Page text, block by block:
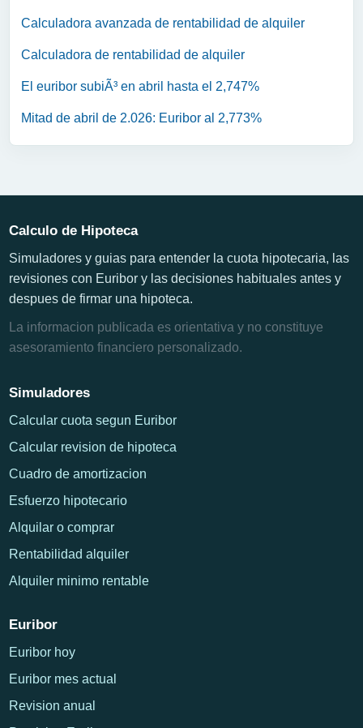
Calculadora avanzada de rentabilidad de alquiler
Calculadora de rentabilidad de alquiler
El euribor subiÃ³ en abril hasta el 2,747%
Mitad de abril de 2.026: Euribor al 2,773%
Calculo de Hipoteca
Simuladores y guias para entender la cuota hipotecaria, las
revisiones con Euribor y las decisiones habituales antes y
despues de firmar una hipoteca.
La informacion publicada es orientativa y no constituye
asesoramiento financiero personalizado.
Simuladores
Calcular cuota segun Euribor
Calcular revision de hipoteca
Cuadro de amortizacion
Esfuerzo hipotecario
Alquilar o comprar
Rentabilidad alquiler
Alquiler minimo rentable
Euribor
Euribor hoy
Euribor mes actual
Revision anual